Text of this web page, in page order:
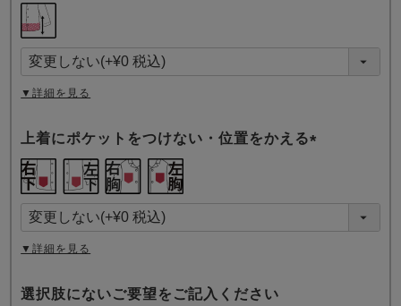
須
)
▼詳細を見る
上着にポケットをつけない・位置をかえる
須
)
▼詳細を見る
選択肢にないご要望をご記入ください